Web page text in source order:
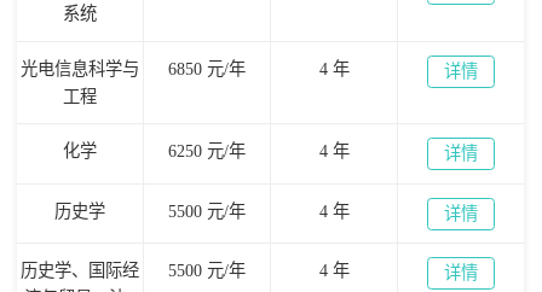
系统
光电信息科学与
工程
6850 元/年 4 年 详情
化学 6250 元/年 4 年 详情
历史学 5500 元/年 4 年 详情
历史学、国际经
5500 元/年 4 年 详情